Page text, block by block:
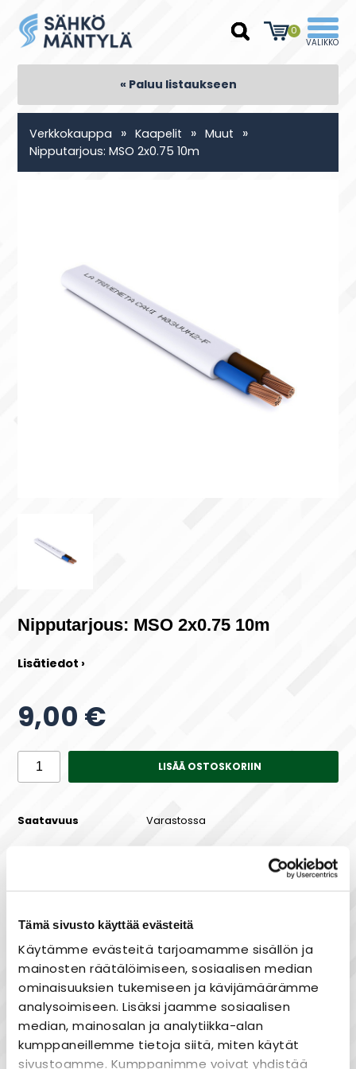
Tämä sivusto käyttää evästeitä
Käytämme evästeitä tarjoamamme sisällön ja
mainosten räätälöimiseen, sosiaalisen median
ominaisuuksien tukemiseen ja kävijämäärämme
analysoimiseen. Lisäksi jaamme sosiaalisen
median, mainosalan ja analytiikka-alan
kumppaneillemme tietoja siitä, miten käytät
sivustoamme. Kumppanimme voivat yhdistää
0
« Paluu listaukseen
Verkkokauppa » Kaapelit » Muut »
Nipputarjous: MSO 2x0.75 10m
Nipputarjous: MSO 2x0.75 10m
Lisätiedot ›
9,00 €
LISÄÄ OSTOSKORIIN
Saatavuus Varastossa
Maksa joustavasti osissa!
Laaja valikoima
Nopea toimitus
Joustavat maksutavat